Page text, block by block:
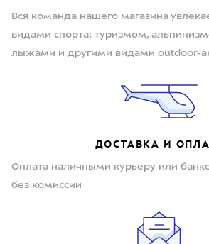
Вся команда нашего магазина
видами спорта: туризмом,
лыжами и другими видами outdoor-
ДОСТАВКА И
Оплата наличными курьеру или
без комиссии